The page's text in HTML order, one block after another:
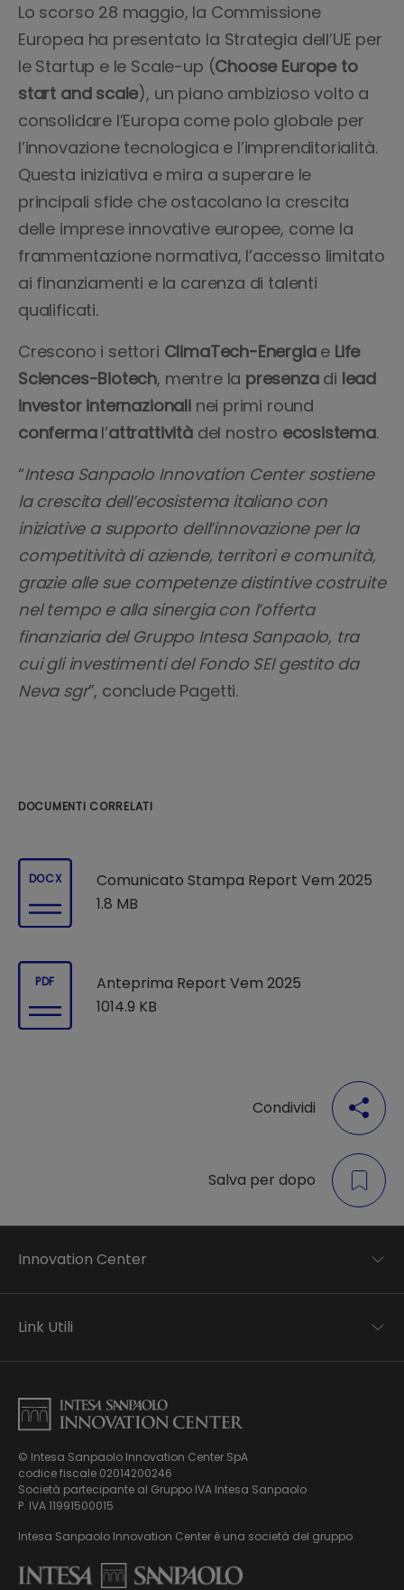
Lo scorso 28 maggio, la Commissione
Europea ha presentato la Strategia dell’UE per
le Startup e le Scale-up (Choose Europe to
start and scale), un piano ambizioso volto a
consolidare l’Europa come polo globale per
l’innovazione tecnologica e l’imprenditorialità.
Questa iniziativa e mira a superare le
principali sfide che ostacolano la crescita
delle imprese innovative europee, come la
frammentazione normativa, l’accesso limitato
ai finanziamenti e la carenza di talenti
qualificati.
Crescono i settori ClimaTech-Energia e Life
Sciences-Biotech, mentre la presenzadi lead
investor internazionalinei primi round
confermal’attrattività del nostro ecosistema.
“Intesa Sanpaolo Innovation Center sostiene
la crescita dell’ecosistema italiano con
iniziative a supporto dell’innovazione per la
competitività di aziende, territori e comunità,
grazie alle sue competenze distintive costruite
nel tempo e alla sinergia con l’offerta
finanziaria del Gruppo Intesa Sanpaolo, tra
cui gli investimenti del Fondo SEI gestito da
Neva sgr”, conclude Pagetti.
DOCUMENTI CORRELATI
DOCX
Comunicato Stampa Report Vem 2025
1.8 MB
PDF
Anteprima Report Vem 2025
1014.9 KB
Condividi
Salva per dopo
© Intesa Sanpaolo Innovation Center SpA
codice fiscale 02014200246
Società partecipante al Gruppo IVA Intesa Sanpaolo
P. IVA 11991500015
Intesa Sanpaolo Innovation Center è una società del gruppo
Innovation Center
Applied research
Business transformation
Chi siamo
News ed Eventi
Podcast
Virtual Tour
Link Utili
Informativa Privacy
Informativa Privacy Careers
Privacy e Cookie Policy
Mappa del sito
Whistleblowing
Modello di gestione, organizzazione e controllo ex Dlgs.